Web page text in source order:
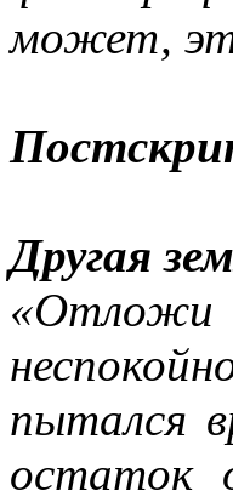
может,
Другая
«Отложи
пытался
остаток